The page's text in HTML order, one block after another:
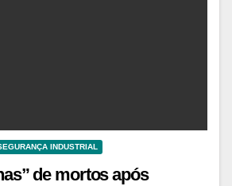
INDUSTRIAL
de mortos após